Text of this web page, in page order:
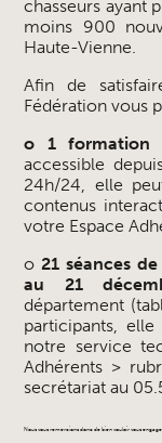
chasseurs ayant
moins 900
Haute-Vienne.
Afin de
Fédération vous
o 1 formation
accessible
24h/24, elle
contenus
votre Espace
o21 séances
au 21
département
participants,
notre service
Adhérents >
secrétariat au
Nous vous remercions donc de bien vouloir vous